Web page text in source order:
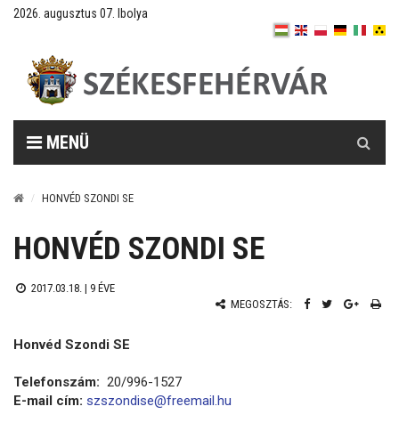
2026. augusztus 07. Ibolya
MENÜ
HONVÉD SZONDI SE
HONVÉD SZONDI SE
2017.03.18. | 9 ÉVE
MEGOSZTÁS:
Honvéd Szondi SE
Telefonszám: 20/996-1527
E-mail cím: szszondise@freemail.hu